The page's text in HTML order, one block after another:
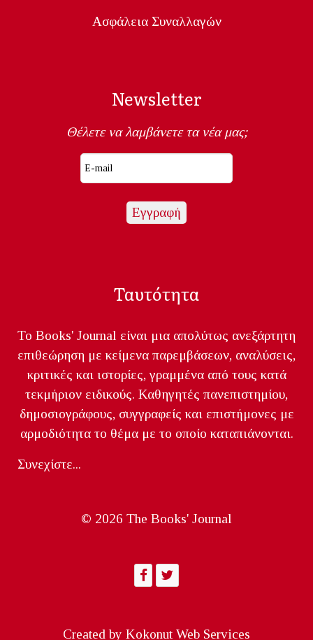
Ασφάλεια Συναλλαγών
Newsletter
Θέλετε να λαμβάνετε τα νέα μας;
Ταυτότητα
Το Books' Journal είναι μια απολύτως ανεξάρτητη
επιθεώρηση με κείμενα παρεμβάσεων, αναλύσεις,
κριτικές και ιστορίες, γραμμένα από τους κατά
τεκμήριον ειδικούς. Καθηγητές πανεπιστημίου,
δημοσιογράφους, συγγραφείς και επιστήμονες με
αρμοδιότητα το θέμα με το οποίο καταπιάνονται.
Συνεχίστε...
© 2026 The Books' Journal
Created by Kokonut Web Services